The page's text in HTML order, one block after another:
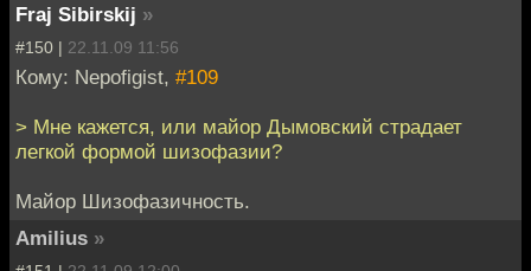
Fraj Sibirskij »
#150 | 22.11.09 11:56
Кому: Nepofigist, #109
> Мне кажется, или майор Дымовский страдает
легкой формой шизофазии?
Майор Шизофазичность.
Amilius »